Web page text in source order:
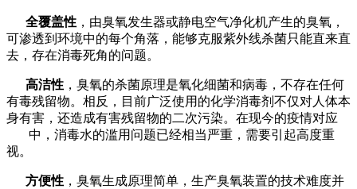
全覆盖性 ，由臭氧发生器或静电空气净化机产生的臭氧，
可渗透到环境中的每个角落，能够克服紫外线杀菌只能直来直
去，存在消毒死角的问题。
高洁性 ，臭氧的杀菌原理是氧化细菌和病毒，不存在任何
有毒残留物。相反，目前广泛使用的化学消毒剂不仅对人体本
身有害，还造成有害残留物的二次污染。在现今的疫情对应
中，消毒水的滥用问题已经相当严重，需要引起高度重
视。
方便性 ，臭氧生成原理简单，生产臭氧装置的技术难度并